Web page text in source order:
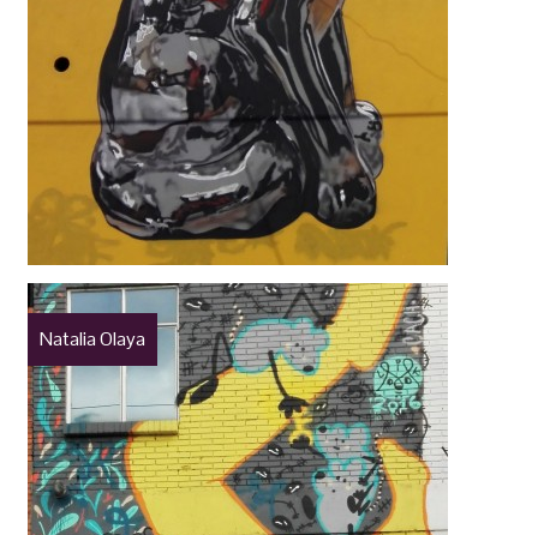
Natalia Olaya